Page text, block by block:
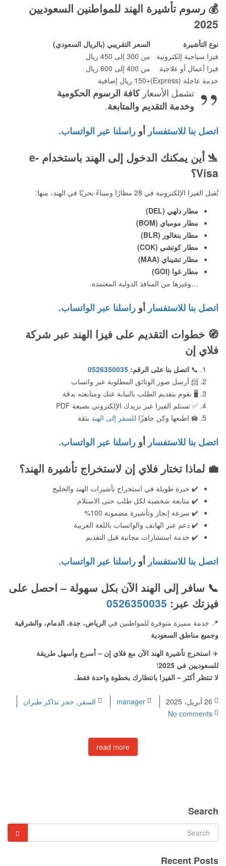
💰 رسوم تأشيرة الهند للمواطنين السعوديين
2025
نوع التأشيرة
السعر التقريبي (بالريال السعودي)
فيزا سياحية إلكترونية
من 300 إلى 450 ريال
فيزا أعمال أو علاجية
من 400 إلى 600 ريال
خدمة عاجلة (Express)
+150 ريال إضافية
تشمل الأسعاركافة الرسوم الحكومية
وخدمة التقديم والمتابعة.
اتصل بنا للاستفسار أو راسلنا عبر الواتساب.
🛬
أين يمكنك الدخول إلى الهند باستخدام e-
Visa؟
تُقبل الفيزا الإلكترونية في 28 مطارًا وميناءً بحريًا في الهند، منها:
مطار دلهي (DEL)
مطار مومباي (BOM)
مطار بنغالور (BLR)
مطار كوتشي (COK)
مطار تشيناي (MAA)
مطار غوا (GOI)
…وغيرها من المنافذ الدولية المعتمدة.
اتصل بنا للاستفسار أو راسلنا عبر الواتساب.
🧭 خطوات التقديم على فيزا الهند عبر شركة
فلاي إن
📞 اتصل بنا على الرقم: 0526350035
📨 أرسل صور الوثائق المطلوبة عبر واتساب
🖥️ نقوم بتقديم الطلب بالنيابة عنك ومتابعته بدقة
✅ تستلم الفيزا عبر بريدك الإلكتروني بصيغة PDF
🛄 اطبعها وكن جاهزًا للسفر إلى الهند بثقة
اتصل بنا للاستفسار أو راسلنا عبر الواتساب.
💼 لماذا تختار فلاي إن لاستخراج تأشيرة الهند؟
✔️ خبرة طويلة في استخراج تأشيرات الهند والخليج
✔️ متابعة شخصية لكل طلب حتى الاستلام
✔️ سرعة إنجاز وتأشيرة مضمونة 100%
✔️ دعم عبر الهاتف والواتساب باللغة العربية
✔️ خدمة استشارات مجانية قبل التقديم
اتصل بنا للاستفسار أو راسلنا عبر الواتساب.
📞 سافر إلى الهند الآن بكل سهولة – احصل على
فيزتك عبر: 0526350035
📍 خدمة مميزة متوفرة للمواطنين في الرياض، جدة، الدمام، والشرقية
وجميع مناطق السعودية
✈️ استخرج تأشيرة الهند الآن مع فلاي إن – أسرع وأسهل طريقة
للسعوديين في 2025
!
لا تنتظر أكثر – الفيزا بانتظارك بخطوة واحدة فقط.
manager السفر , حجز تذاكر طيران
No comments
read more
Search
Recent Posts